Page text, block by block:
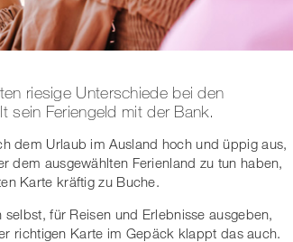
riesige Unterschiede bei den
sein Feriengeld mit der Bank.
dem Urlaub im Ausland hoch und üppig aus,
dem ausgewählten Ferienland zu tun haben,
Karte kräftig zu Buche.
für Reisen und Erlebnisse ausgeben,
richtigen Karte im Gepäck klappt das auch.